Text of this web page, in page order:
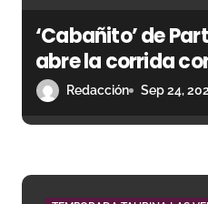
‘Cabañito’ de
abre la corrida
ganaderías
Redacción Sep 24,